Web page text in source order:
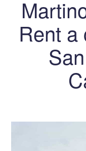
Rent a